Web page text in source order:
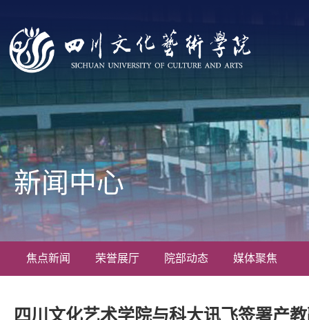
焦点新闻 荣誉展厅 院部动态 媒体聚焦
新闻中心
四川文化艺术学院与科大讯飞签署产